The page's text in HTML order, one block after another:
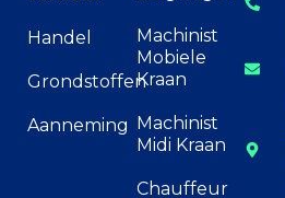
Handel
Grondstoffen
Aanneming
Machinist
Mobiele
Kraan
Machinist
Midi Kraan
Chauffeur